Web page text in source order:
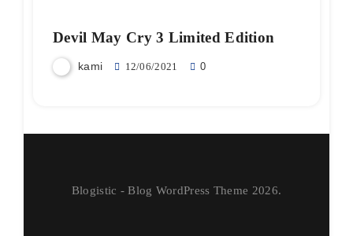
Devil May Cry 3 Limited Edition
kami 12/06/2021 0
Blogistic - Blog WordPress Theme 2026.